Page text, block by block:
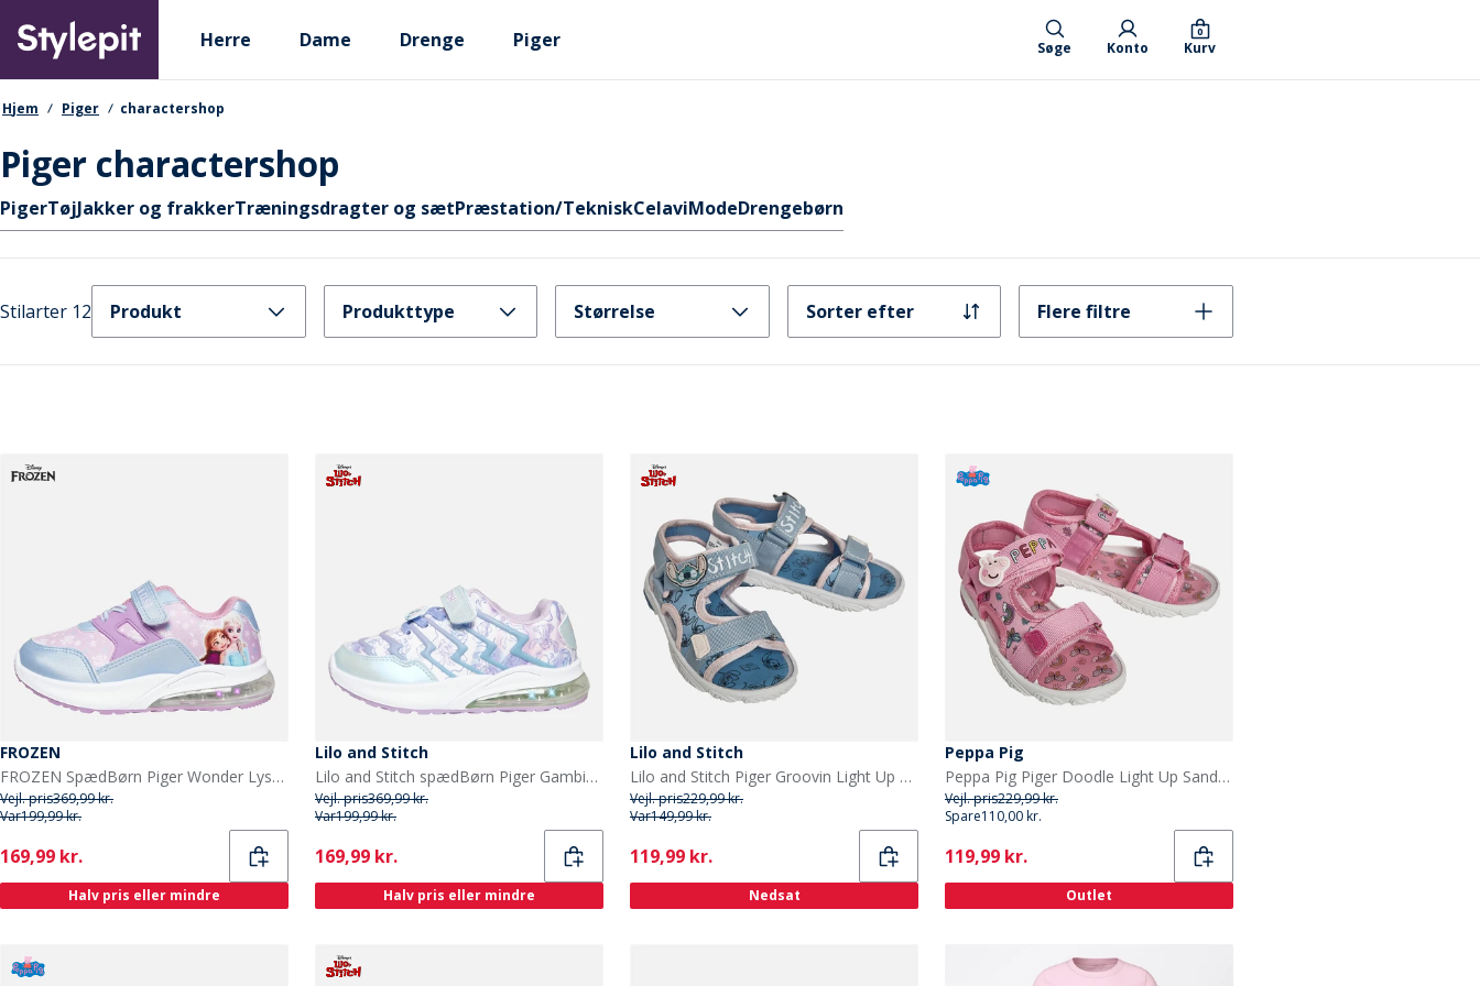
main
content
Primary departments
Herre Dame Drenge Piger Søge Konto Kurv
0
navigationssti
Hjem Piger charactershop
Piger charactershop
Hurtige links
PigerTøjJakker og frakkerTræningsdragter og sætPræstation/TekniskCelaviModeDrengebørn
Stilarter 12 Produkt Produkttype Størrelse Sorter efter Flere filtre
FROZEN
FROZEN SpædBørn Piger Wonder Lysende Sko Multi
Vejl. pris369,99 kr.
Var199,99 kr.
Current
169,99 kr.
Halv pris eller mindre
Lilo and Stitch
Lilo and Stitch spædBørn Piger Gambia Prægning Lysende Sko Lilla / Multi
Vejl. pris369,99 kr.
Var199,99 kr.
Current
169,99 kr.
Halv pris eller mindre
Lilo and Stitch
Lilo and Stitch Piger Groovin Light Up Sandaler Blå
Vejl. pris229,99 kr.
Var149,99 kr.
Current
119,99 kr.
Nedsat
Peppa Pig
Peppa Pig Piger Doodle Light Up Sandaler Lyserød
Vejl. pris229,99 kr.
Spare110,00 kr.
Current
119,99 kr.
Outlet